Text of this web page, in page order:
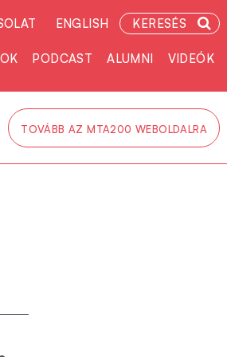
ENGLISH KERESÉS
PODCAST ALUMNI VIDEÓK
TOVÁBB AZ MTA200 WEBOLDALRA